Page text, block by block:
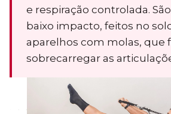
e respiração controlada.
baixo impacto, feitos no
aparelhos com molas, que
sobrecarregar as